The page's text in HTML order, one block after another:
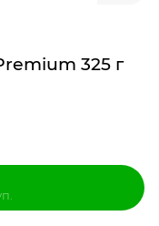
325 г